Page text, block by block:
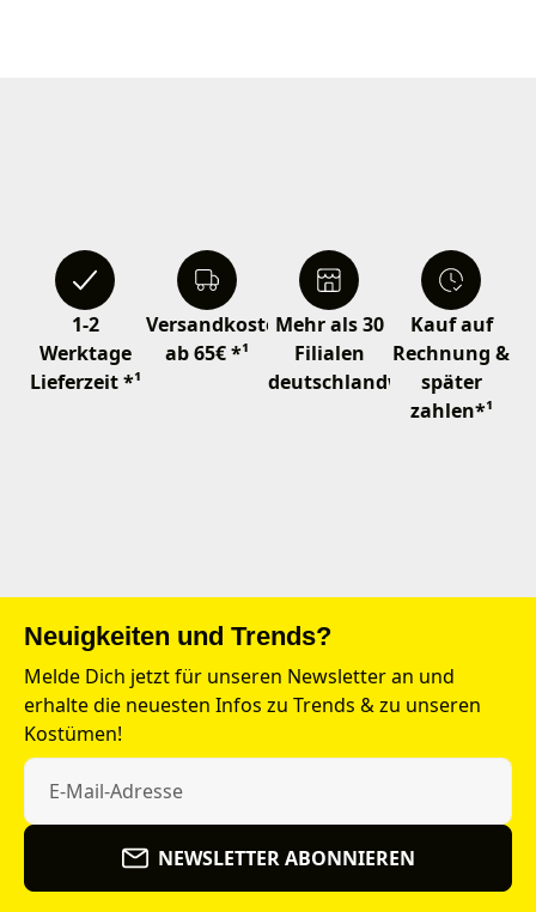
1-2
Werktage
Lieferzeit *¹
Versandkostenfrei
ab 65€ *¹
Mehr als 30
Filialen
deutschlandweit
Kauf auf
Rechnung &
später
zahlen*¹
Neuigkeiten und Trends?
Melde Dich jetzt für unseren Newsletter an und
erhalte die neuesten Infos zu Trends & zu unseren
Kostümen!
NEWSLETTER ABONNIEREN